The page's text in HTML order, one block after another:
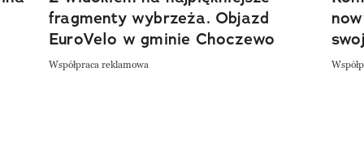
fragmenty wybrzeża. Objazd
EuroVelo w gminie Choczewo
Współpraca reklamowa